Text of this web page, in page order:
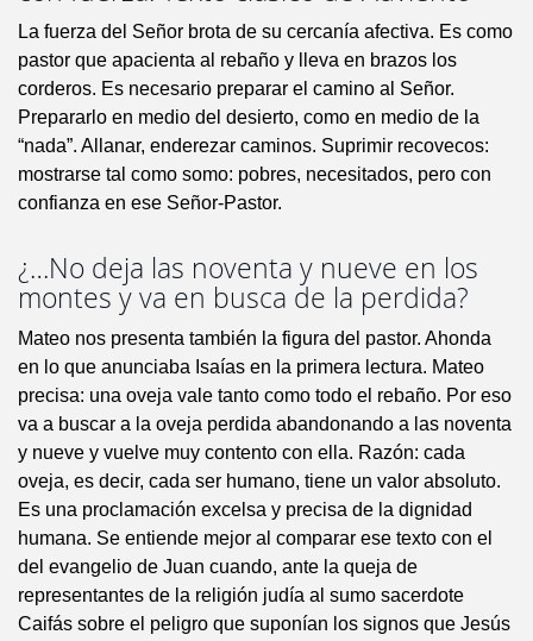
La fuerza del Señor brota de su cercanía afectiva. Es como
pastor que apacienta al rebaño y lleva en brazos los
corderos. Es necesario preparar el camino al Señor.
Prepararlo en medio del desierto, como en medio de la
“nada”. Allanar, enderezar caminos. Suprimir recovecos:
mostrarse tal como somo: pobres, necesitados, pero con
confianza en ese Señor-Pastor.
¿…No deja las noventa y nueve en los
montes y va en busca de la perdida?
Mateo nos presenta también la figura del pastor. Ahonda
en lo que anunciaba Isaías en la primera lectura. Mateo
precisa: una oveja vale tanto como todo el rebaño. Por eso
va a buscar a la oveja perdida abandonando a las noventa
y nueve y vuelve muy contento con ella. Razón: cada
oveja, es decir, cada ser humano, tiene un valor absoluto.
Es una proclamación excelsa y precisa de la dignidad
humana. Se entiende mejor al comparar ese texto con el
del evangelio de Juan cuando, ante la queja de
representantes de la religión judía al sumo sacerdote
Caifás sobre el peligro que suponían los signos que Jesús